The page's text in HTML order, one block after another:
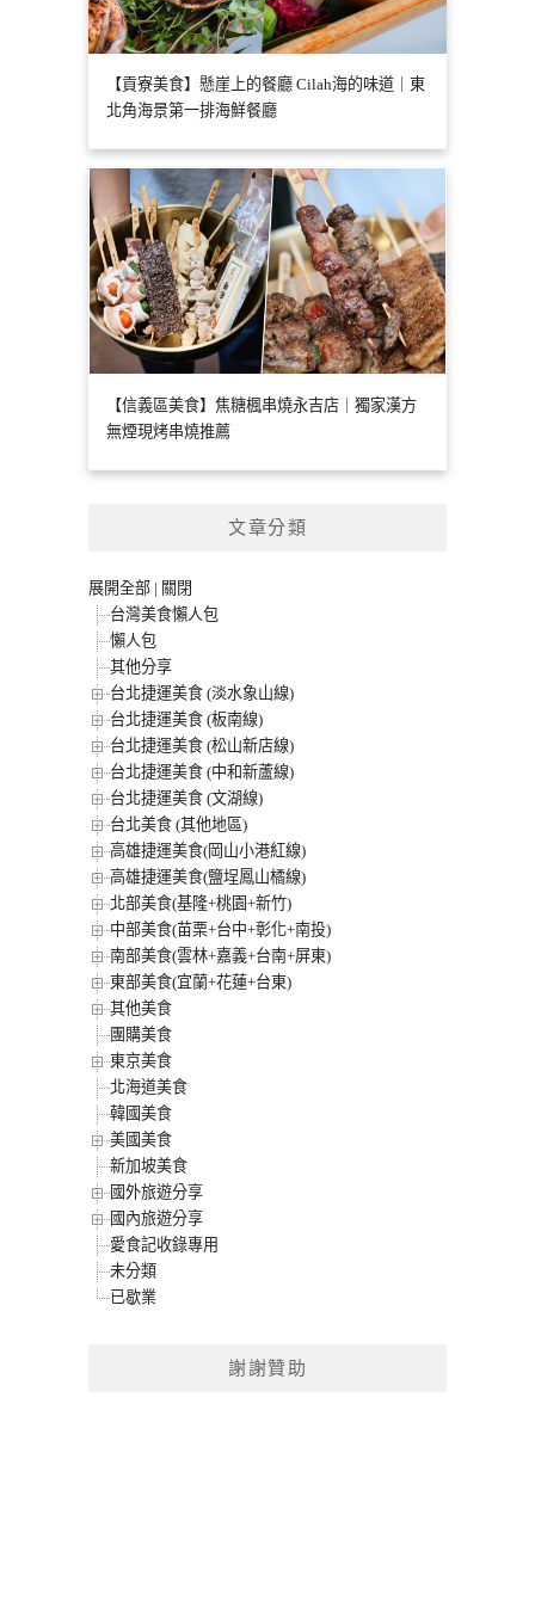
【貢寮美食】懸崖上的餐廳 Cilah海的味道｜東
北角海景第一排海鮮餐廳
【信義區美食】焦糖楓串燒永吉店｜獨家漢方
無煙現烤串燒推薦
文章分類
展開全部 | 關閉
台灣美食懶人包
懶人包
其他分享
台北捷運美食 (淡水象山線)
台北捷運美食 (板南線)
台北捷運美食 (松山新店線)
台北捷運美食 (中和新蘆線)
台北捷運美食 (文湖線)
台北美食 (其他地區)
高雄捷運美食(岡山小港紅線)
高雄捷運美食(鹽埕鳳山橘線)
北部美食(基隆+桃園+新竹)
中部美食(苗栗+台中+彰化+南投)
南部美食(雲林+嘉義+台南+屏東)
東部美食(宜蘭+花蓮+台東)
其他美食
團購美食
東京美食
北海道美食
韓國美食
美國美食
新加坡美食
國外旅遊分享
國內旅遊分享
愛食記收錄專用
未分類
已歇業
謝謝贊助